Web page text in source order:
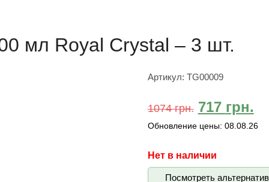
мл Royal Crystal – 3 шт.
Артикул: TG00009
1074грн. 717 грн.
Обновление цены: 08.08.26
Нет в наличии
Посмотреть